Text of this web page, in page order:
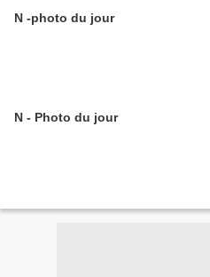
N -photo du jour
N - Photo du jour